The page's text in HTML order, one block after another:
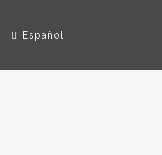
Español